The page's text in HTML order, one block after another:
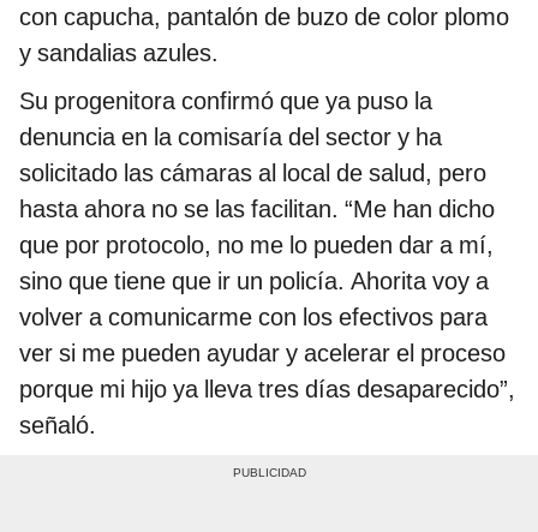
con capucha, pantalón de buzo de color plomo
y sandalias azules.
Su progenitora confirmó que ya puso la
denuncia en la comisaría del sector y ha
solicitado las cámaras al local de salud, pero
hasta ahora no se las facilitan. “Me han dicho
que por protocolo, no me lo pueden dar a mí,
sino que tiene que ir un policía. Ahorita voy a
volver a comunicarme con los efectivos para
ver si me pueden ayudar y acelerar el proceso
porque mi hijo ya lleva tres días desaparecido”,
señaló.